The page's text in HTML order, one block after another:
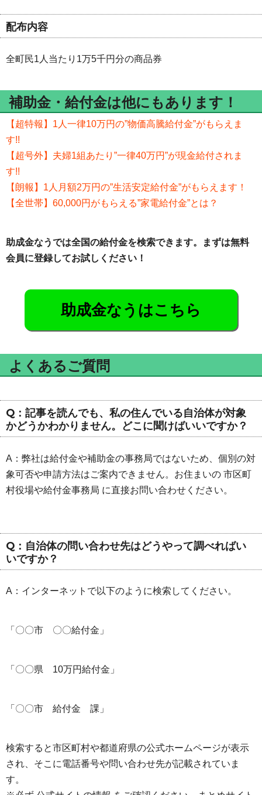
配布内容
全町民1人当たり1万5千円分の商品券
補助金・給付金は他にもあります！
【超特報】1人一律10万円の”物価高騰給付金”がもらえま
す!!
【超号外】夫婦1組あたり”一律40万円”が現金給付されま
す!!
【朗報】1人月額2万円の”生活安定給付金”がもらえます！
【全世帯】60,000円がもらえる”家電給付金”とは？
助成金なうでは全国の給付金を検索できます。まずは無料
会員に登録してお試しください！
助成金なうはこちら
よくあるご質問
Q：記事を読んでも、私の住んでいる自治体が対象
かどうかわかりません。どこに聞けばいいですか？
A：弊社は給付金や補助金の事務局ではないため、個別の対
象可否や申請方法はご案内できません。お住まいの 市区町
村役場や給付金事務局 に直接お問い合わせください。
Q：自治体の問い合わせ先はどうやって調べればい
いですか？
A：インターネットで以下のように検索してください。
「〇〇市 〇〇給付金」
「〇〇県 10万円給付金」
「〇〇市 給付金 課」
検索すると市区町村や都道府県の公式ホームページが表示
され、そこに電話番号や問い合わせ先が記載されていま
す。